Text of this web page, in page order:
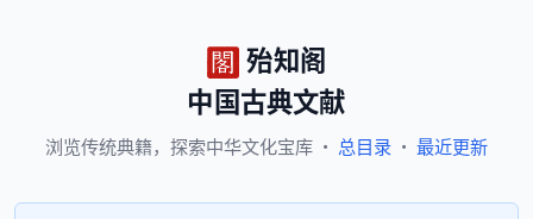
殆知阁
中国古典文献
浏览传统典籍， 探索中华文化宝库 · 总目录 · 最近更新